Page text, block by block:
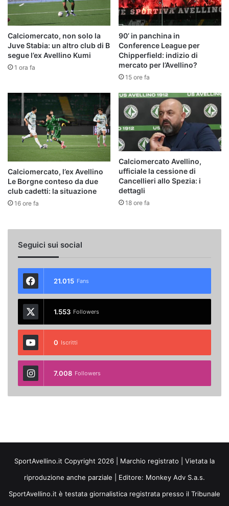
Calciomercato, non solo la
Juve Stabia: un altro club di B
segue l’ex Avellino Kumi
1 ora fa
90’ in panchina in
Conference League per
Chipperfield: indizio di
mercato per l’Avellino?
15 ore fa
Calciomercato, l’ex Avellino
Le Borgne conteso da due
club cadetti: la situazione
16 ore fa
Calciomercato Avellino,
ufficiale la cessione di
Cancellieri allo Spezia: i
dettagli
18 ore fa
Seguici sui social
21.015 Fans
1.553 Followers
0 Iscritti
7.008 Followers
SportAvellino.it Copyright 2026 | Marchio registrato | Vietata la
riproduzione anche parziale | Editore: Monkey Adv S.a.s.
SportAvellino.it è testata giornalistica registrata presso il Tribunale